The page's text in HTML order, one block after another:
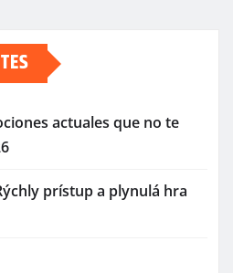
actuales que no te
prístup a plynulá hra